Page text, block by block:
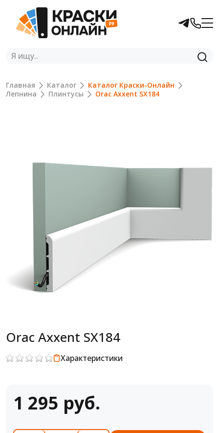
Главная Каталог
Каталог Краски-Онлайн
Лепнина
Плинтусы Orac Axxent SX184
Orac Axxent SX184
Характеристики
1 295 руб.